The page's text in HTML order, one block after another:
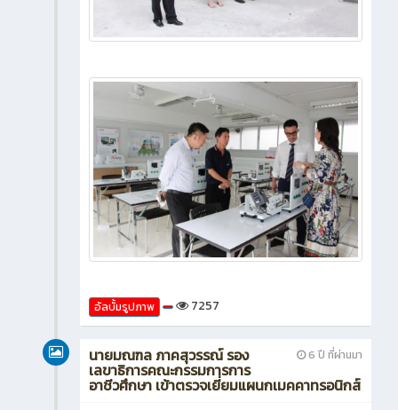
อัลบั้มรูปภาพ 7257
6 ปี ที่ผ่านมา
นายมณฑล ภาคสุวรรณ์ รอง
เลขาธิการคณะกรรมการการ
อาชีวศึกษา เข้าตรวจเยี่ยมแผนกเมคคาทรอนิกส์